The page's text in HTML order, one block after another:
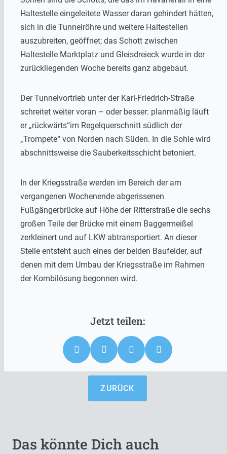
Haltestelle eingeleitete Wasser daran gehindert hätten,
sich in die Tunnelröhre und weitere Haltestellen
auszubreiten, geöffnet; das Schott zwischen
Haltestelle Marktplatz und Gleisdreieck wurde in der
zurückliegenden Woche bereits ganz abgebaut.
Der Tunnelvortrieb unter der Karl-Friedrich-Straße
schreitet weiter voran – oder besser: planmäßig läuft
er „rückwärts“im Regelquerschnitt südlich der
„Trompete“ von Norden nach Süden. In die Sohle wird
abschnittsweise die Sauberkeitsschicht betoniert.
In der Kriegsstraße werden im Bereich der am
vergangenen Wochenende abgerissenen
Fußgängerbrücke auf Höhe der Ritterstraße die sechs
großen Teile der Brücke mit einem Baggermeißel
zerkleinert und auf LKW abtransportiert. An dieser
Stelle entsteht auch eines der beiden Baufelder, auf
denen mit dem Umbau der Kriegsstraße im Rahmen
der Kombilösung begonnen wird.
ZURÜCK
Das könnte Dich auch